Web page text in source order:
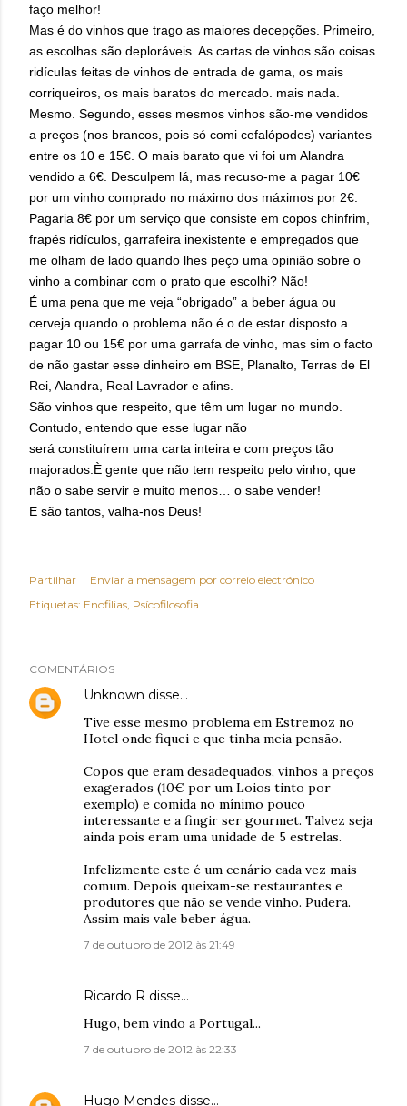
faço melhor!
Mas é do vinhos que trago as maiores decepções. Primeiro,
as escolhas são deploráveis. As cartas de vinhos são coisas
ridículas feitas de vinhos de entrada de gama, os mais
corriqueiros, os mais baratos do mercado. mais nada.
Mesmo. Segundo, esses mesmos vinhos são-me vendidos
a preços (nos brancos, pois só comi cefalópodes) variantes
entre os 10 e 15€. O mais barato que vi foi um Alandra
vendido a 6€. Desculpem lá, mas recuso-me a pagar 10€
por um vinho comprado no máximo dos máximos por 2€.
Pagaria 8€ por um serviço que consiste em copos chinfrim,
frapés ridículos, garrafeira inexistente e empregados que
me olham de lado quando lhes peço uma opinião sobre o
vinho a combinar com o prato que escolhi? Não!
É uma pena que me veja “obrigado” a beber água ou
cerveja quando o problema não é o de estar disposto a
pagar 10 ou 15€ por uma garrafa de vinho, mas sim o facto
de não gastar esse dinheiro em BSE, Planalto, Terras de El
Rei, Alandra, Real Lavrador e afins.
São vinhos que respeito, que têm um lugar no mundo.
Contudo, entendo que esse lugar não
será constituírem uma carta inteira e com preços tão
majorados. È gente que não tem respeito pelo vinho, que
não o sabe servir e muito menos… o sabe vender!
E são tantos, valha-nos Deus!
Partilhar
Enviar a mensagem por correio electrónico
Etiquetas: Enofilias Psícofilosofia
COMENTÁRIOS
Unknown disse…
Tive esse mesmo problema em Estremoz no
Hotel onde fiquei e que tinha meia pensão.
Copos que eram desadequados, vinhos a preços
exagerados (10€ por um Loios tinto por
exemplo) e comida no mínimo pouco
interessante e a fingir ser gourmet. Talvez seja
ainda pois eram uma unidade de 5 estrelas.
Infelizmente este é um cenário cada vez mais
comum. Depois queixam-se restaurantes e
produtores que não se vende vinho. Pudera.
Assim mais vale beber água.
7 de outubro de 2012 às 21:49
Ricardo R disse…
Hugo, bem vindo a Portugal...
7 de outubro de 2012 às 22:33
Hugo Mendes disse…